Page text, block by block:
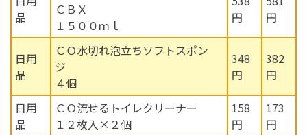
品
ＣＢＸ
１５００ｍｌ
円
円
日用
品
ＣＯ水切れ泡立ちソフトスポン
ジ
４個
348
円
382
円
日用
品
ＣＯ流せるトイレクリーナー
１２枚入×２個
158
円
173
円